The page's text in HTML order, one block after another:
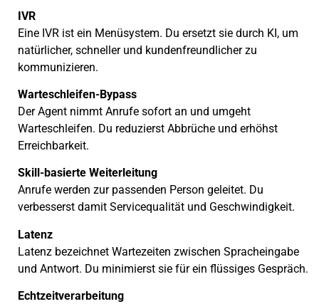
IVR
Eine IVR ist ein Menüsystem. Du ersetzt sie durch KI, um
natürlicher, schneller und kundenfreundlicher zu
kommunizieren.
Warteschleifen-Bypass
Der Agent nimmt Anrufe sofort an und umgeht
Warteschleifen. Du reduzierst Abbrüche und erhöhst
Erreichbarkeit.
Skill-basierte Weiterleitung
Anrufe werden zur passenden Person geleitet. Du
verbesserst damit Servicequalität und Geschwindigkeit.
Latenz
Latenz bezeichnet Wartezeiten zwischen Spracheingabe
und Antwort. Du minimierst sie für ein flüssiges Gespräch.
Echtzeitverarbeitung